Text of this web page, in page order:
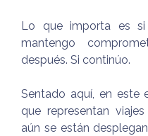
Lo que importa es
mantengo
después. Si continúo.
Sentado aquí, en este
que representan
aún se están